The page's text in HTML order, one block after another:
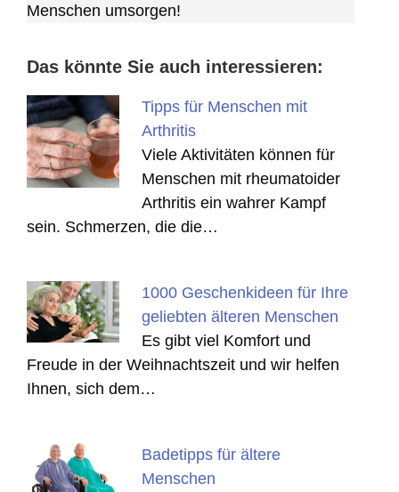
Menschen umsorgen!
Das könnte Sie auch interessieren:
Tipps für Menschen mit
Arthritis
Viele Aktivitäten können für
Menschen mit rheumatoider
Arthritis ein wahrer Kampf
sein. Schmerzen, die die…
1000 Geschenkideen für Ihre
geliebten älteren Menschen
Es gibt viel Komfort und
Freude in der Weihnachtszeit und wir helfen
Ihnen, sich dem…
Badetipps für ältere
Menschen